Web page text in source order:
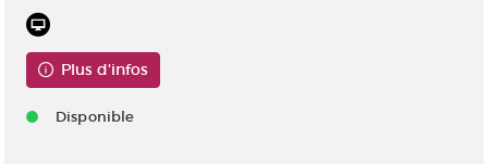
Plus d'infos
Disponible